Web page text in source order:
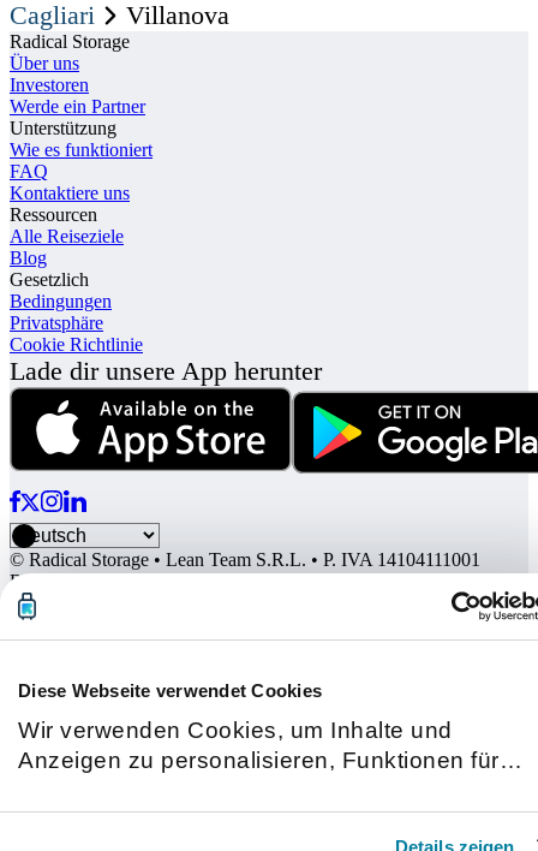
Diese Webseite verwendet Cookies
Wir verwenden Cookies, um Inhalte und
Anzeigen zu personalisieren, Funktionen für
Zugriffe auf unsere Website zu analysieren.
Cagliari
Villanova
Radical Storage
Über uns
Investoren
Werde ein Partner
Unterstützung
Wie es funktioniert
FAQ
Kontaktiere uns
Ressourcen
Alle Reiseziele
Blog
Gesetzlich
Bedingungen
Privatsphäre
Cookie Richtlinie
Lade dir unsere App herunter
© Radical Storage • Lean Team S.R.L. • P. IVA 14104111001
Radical wird auch vom Investmentfonds „Vertis Venture 4 Scaleup
Lazio“ finanziert, der von Vertis SGR S.p.A. verwaltet und von der
Europäischen Union NextGeneration EU unterstützt wird, und: